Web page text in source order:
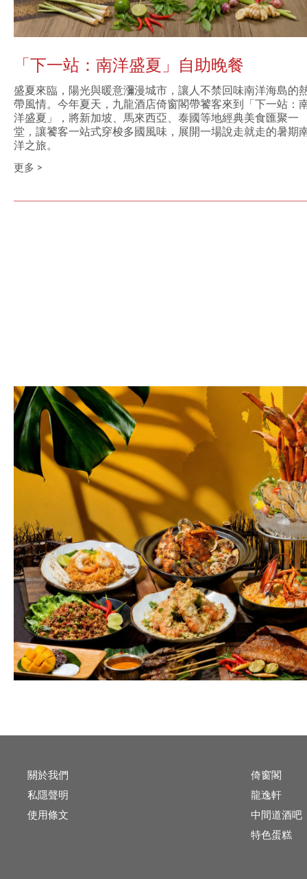
「下一站：南洋盛夏」自助晚餐
盛夏來臨，陽光與暖意瀰漫城市，讓人不禁回味南洋海島的
帶風情。今年夏天，九龍酒店倚窗閣帶饕客來到「下一站：
洋盛夏」，將新加坡、馬來西亞、泰國等地經典美食匯聚一
堂，讓饕客一站式穿梭多國風味，展開一場說走就走的暑期
洋之旅。
更多 >
關於我們
私隱聲明
使用條文
倚窗閣
龍逸軒
中間道酒吧
特色蛋糕